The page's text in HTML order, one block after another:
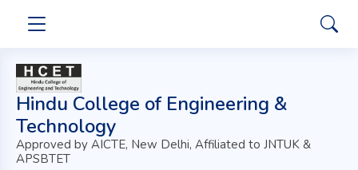
Hindu College of Engineering &
Technology
Approved by AICTE, New Delhi, Affiliated to JNTUK &
APSBTET